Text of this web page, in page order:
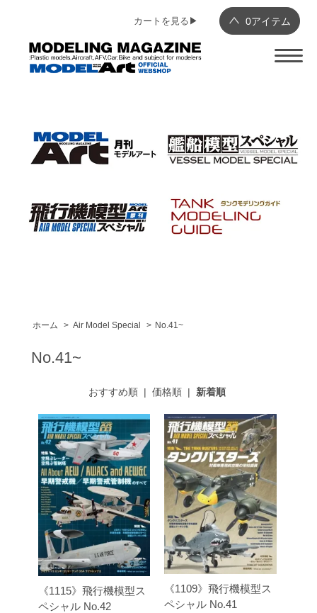
0アイテム
カートを見る▶︎
ホーム > Air Model Special > No.41~
No.41~
おすすめ順 |価格順 | 新着順
《1115》飛行機模型ス
ペシャル No.42
《1109》飛行機模型ス
ペシャル No.41